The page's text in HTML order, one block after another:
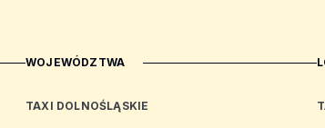
WOJEWÓDZTWA
TAXI DOLNOŚLĄSKIE